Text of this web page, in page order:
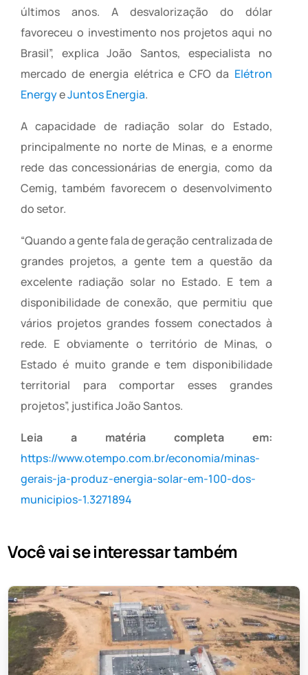
últimos anos. A desvalorização do dólar
favoreceu o investimento nos projetos aqui no
Brasil”, explica João Santos, especialista no
mercado de energia elétrica e CFO da Elétron
EnergyeJuntos Energia.
A capacidade de radiação solar do Estado,
principalmente no norte de Minas, e a enorme
rede das concessionárias de energia, como da
Cemig, também favorecem o desenvolvimento
do setor.
“Quando a gente fala de geração centralizada de
grandes projetos, a gente tem a questão da
excelente radiação solar no Estado. E tem a
disponibilidade de conexão, que permitiu que
vários projetos grandes fossem conectados à
rede. E obviamente o território de Minas, o
Estado é muito grande e tem disponibilidade
territorial para comportar esses grandes
projetos”, justifica João Santos.
Leia a matéria completa em:
https://www.otempo.com.br/economia/minas-
gerais-ja-produz-energia-solar-em-100-dos-
municipios-1.3271894
Você vai se interessar também